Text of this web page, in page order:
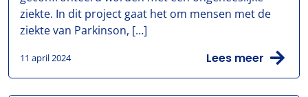
ziekte. In dit project gaat het om mensen met de
ziekte van Parkinson, […]
11 april 2024 Lees meer